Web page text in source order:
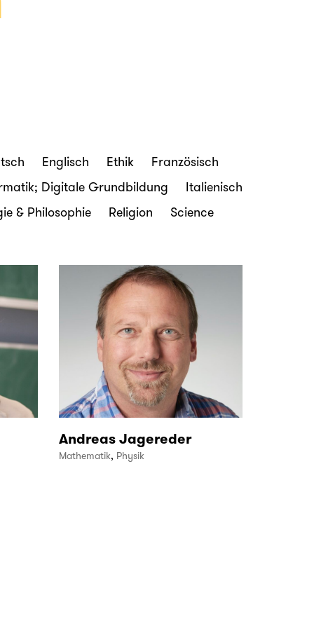
Englisch Ethik
Französisch
Digitale Grundbildung
Italienisch
& Philosophie
Religion Science
Andreas Jagereder
Mathematik, Physik